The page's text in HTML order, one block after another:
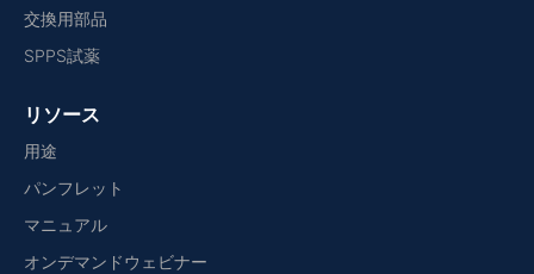
交換用部品
SPPS試薬
リソース
用途
パンフレット
マニュアル
オンデマンドウェビナー